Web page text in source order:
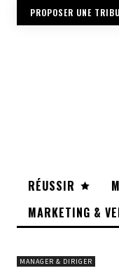
PROPOSER UNE
RÉUSSIR
MARKETING &
MANAGER & DIRIGER